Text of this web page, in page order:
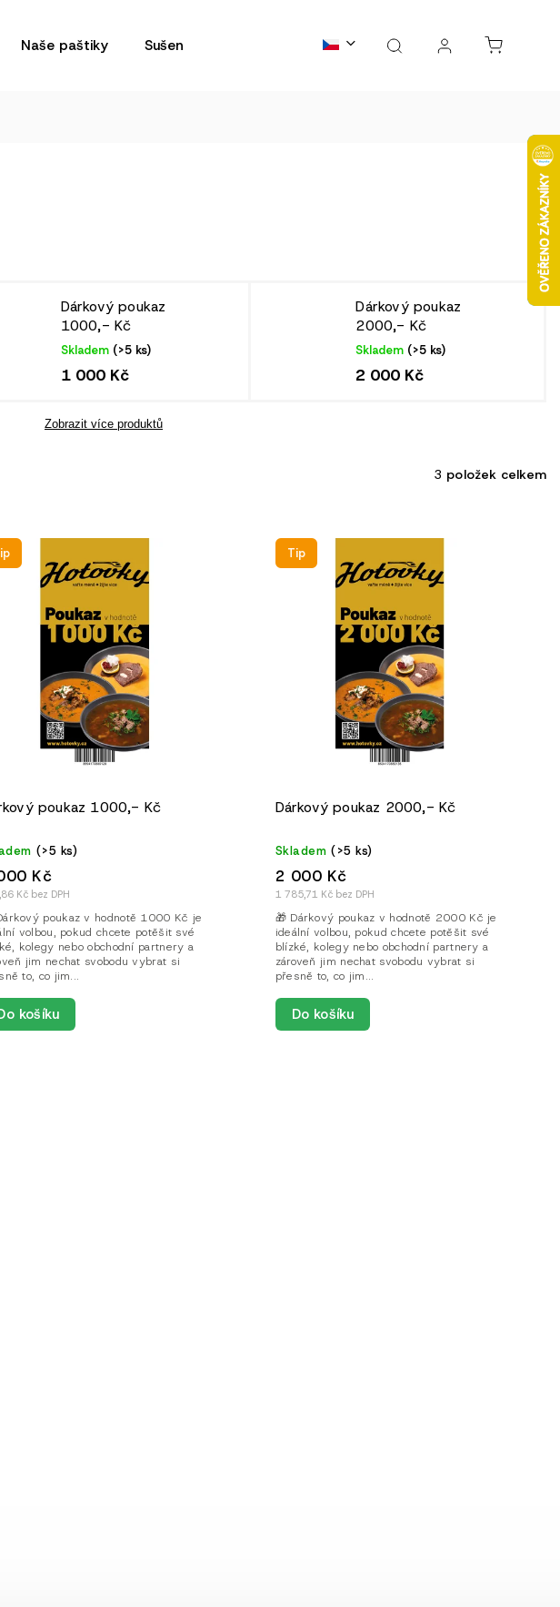
Naše paštiky Sušené maso Kontakty B2B spolupráce
Dárkový poukaz
1000,- Kč
Skladem (>5 ks)
1 000 Kč
Dárkový poukaz
2000,- Kč
Skladem (>5 ks)
2 000 Kč
Zobrazit více produktů
3 položek celkem
poukaz 1000,- Kč
(>5 ks)
Kč bez DPH
Kč
košíku
poukaz v hodnotě 1000 Kč je
volbou, pokud chcete potěšit své
kolegy nebo obchodní partnery a
jim nechat svobodu vybrat si
to, co jim...
Tip
Dárkový poukaz 2000,- Kč
Skladem (>5 ks)
1 785,71 Kč bez DPH
2 000 Kč
Do košíku
🎁 Dárkový poukaz v hodnotě 2000 Kč je
ideální volbou, pokud chcete potěšit své
blízké, kolegy nebo obchodní partnery a
zároveň jim nechat svobodu vybrat si
přesně to, co jim...